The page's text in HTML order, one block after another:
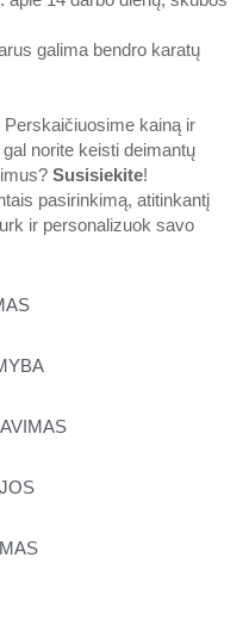
galima bendro karatų
kainą ir
norite keisti deimantų
Susisiekite!
pasirinkimą, atitinkantį
ir personalizuok savo